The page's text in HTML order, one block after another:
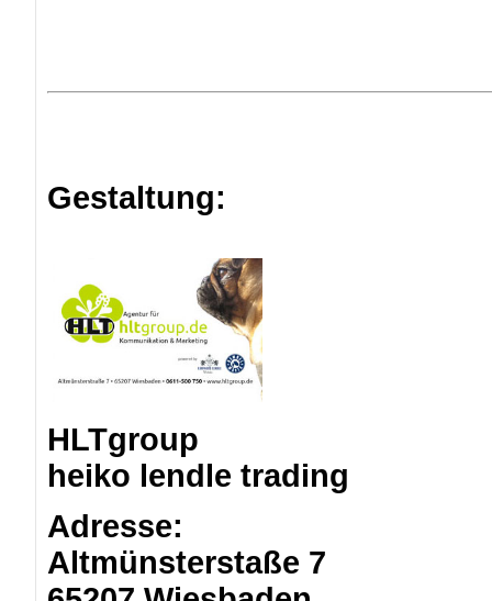
Gestaltung:
HLTgroup
heiko lendle trading
Adresse:
Altmünsterstaße 7